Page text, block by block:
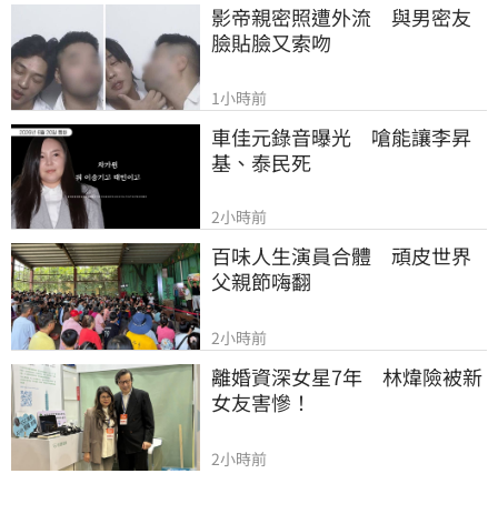
影帝親密照遭外流　與男密友
臉貼臉又索吻
1小時前
車佳元錄音曝光　嗆能讓李昇
基、泰民死
2小時前
百味人生演員合體　頑皮世界
父親節嗨翻
2小時前
離婚資深女星7年　林煒險被新
女友害慘！
2小時前